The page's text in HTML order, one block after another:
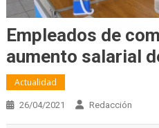
Empleados de
aumento salarial
Actualidad
26/04/2021 Redacción